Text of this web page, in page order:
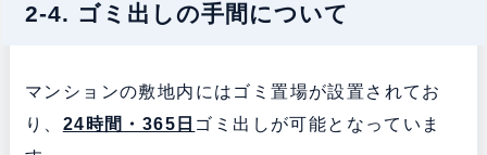
2-4. ゴミ出しの手間について
マンションの敷地内にはゴミ置場が設置されてお
り、 24時間・365日 ゴミ出しが可能となっていま